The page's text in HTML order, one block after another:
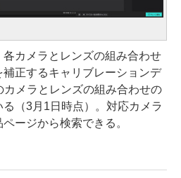
カメラとレンズの組み合わせ
正するキャリブレーションデ
メラとレンズの組み合わせの
（3月1日時点）。対応カメラ
ージから検索できる。